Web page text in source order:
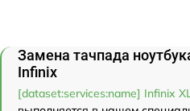
Замена тачпада
Infinix
[dataset:services:name] Infinix